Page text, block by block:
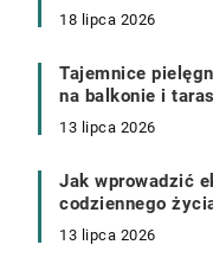
18 lipca 2026
Tajemnice
na balkonie i
13 lipca 2026
Jak wprowadzić
codziennego
13 lipca 2026